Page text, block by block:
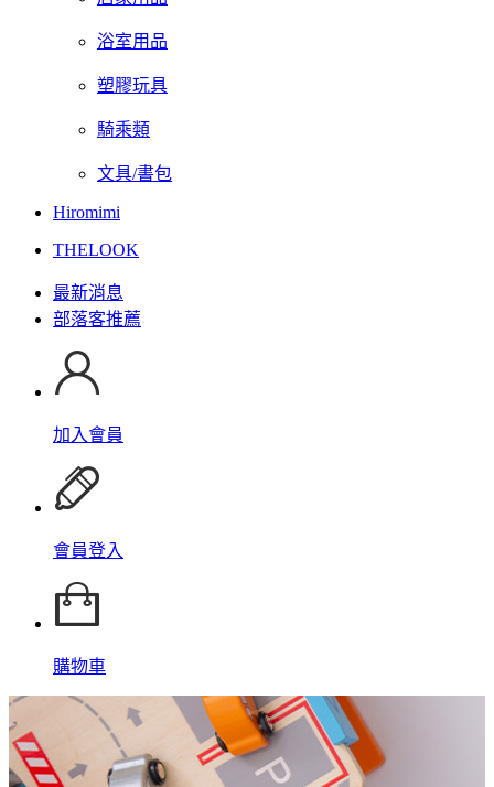
浴室用品
塑膠玩具
騎乘類
文具/書包
Hiromimi
THELOOK
最新消息
部落客推薦
加入會員
會員登入
購物車